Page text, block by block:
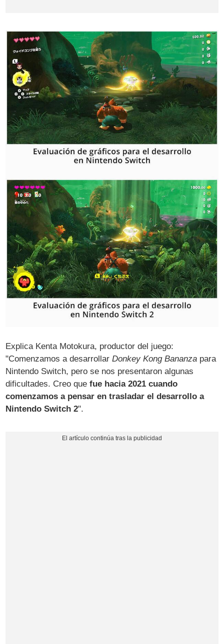
Explica Kenta Motokura, productor del juego:
"Comenzamos a desarrollarDonkey Kong Bananza para
Nintendo Switch, pero se nos presentaron algunas
dificultades. Creo quefue hacia 2021 cuando
comenzamos a pensar en trasladar el desarrollo a
Nintendo Switch 2".